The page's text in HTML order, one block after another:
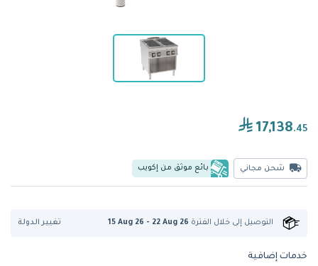
17,138.45
شحن مجاني بائع موثق من إكويب
التوصيل إلى خلال الفترة 15 Aug 26 - 22 Aug 26 تغيير الدولة
خدمات إضافية